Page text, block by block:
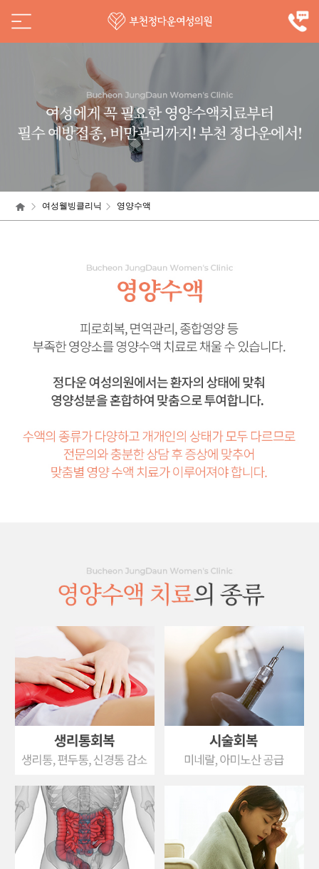
여성웰빙클리닉 영양수액